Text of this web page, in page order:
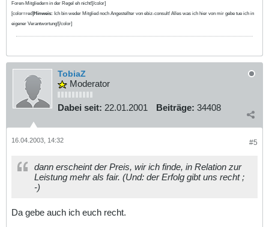
Foren-Mitgliedern in der Regel eh nicht![/color]
[color=red] Hinweis: Ich bin weder Mitglied noch Angestellter von ebiz-consult! Alles was ich hier von mir gebe tue ich in
eigener Verantwortung![/color]
TobiaZ
Moderator
Dabei seit: 22.01.2001 Beiträge: 34408
#5
16.04.2003, 14:32
dann erscheint der Preis, wir ich finde, in Relation zur
Leistung mehr als fair. (Und: der Erfolg gibt uns recht ;
-)
Da gebe auch ich euch recht.